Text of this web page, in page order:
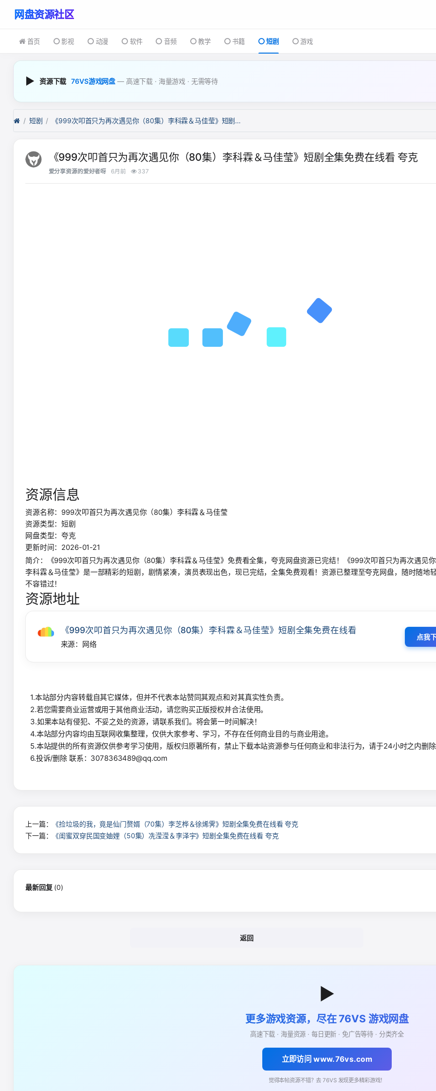
首页 影视 动漫 软件 音频 教学 书籍 短剧 游戏
▶ 资源下载 76VS游戏网盘 — 高速下载 · 海量游戏 · 无需等待
短剧 《999次叩首只为再次遇见你（80集）李科霖＆马佳莹》短剧全集免费在线看 夸克
《999次叩首只为再次遇见你（80集）李科霖＆马佳莹》短剧全集免费在线看 夸克
爱分享资源的爱好者呀 6月前 337
资源信息
资源名称：999次叩首只为再次遇见你（80集）李科霖＆马佳莹
资源类型：短剧
网盘类型：夸克
更新时间：2026-01-21
简介：《999次叩首只为再次遇见你（80集）李科霖＆马佳莹》免费看全集，夸克网盘资源已完结！《999次叩首只为再次遇见
李科霖＆马佳莹》是一部精彩的短剧，剧情紧凑，演员表现出色，现已完结，全集免费观看！资源已整理至夸克网盘，随时随地
不容错过！
资源地址
《999次叩首只为再次遇见你（80集）李科霖＆马佳莹》短剧全集免费在线看
来源：网络
点我
1.本站部分内容转载自其它媒体，但并不代表本站赞同其观点和对其真实性负责。
2.若您需要商业运营或用于其他商业活动，请您购买正版授权并合法使用。
3.如果本站有侵犯、不妥之处的资源，请联系我们。将会第一时间解决！
4.本站部分内容均由互联网收集整理，仅供大家参考、学习，不存在任何商业目的与商业用途。
5.本站提供的所有资源仅供参考学习使用，版权归原著所有，禁止下载本站资源参与任何商业和非法行为，请于24小时之内删
6.投诉/删除 联系：3078363489@qq.com
上一篇：
《捡垃圾的我，竟是仙门赘婿（70集）李芝桦＆徐烯霁》短剧全集免费在线看 夸克
下一篇：
《闺蜜双穿民国变妯娌（50集）冼滢滢＆李泽宇》短剧全集免费在线看 夸克
最新回复(0)
返回
▶
更多游戏资源，尽在 76VS 游戏网盘
高速下载 · 海量资源 · 每日更新 · 免广告等待 · 分类齐全
立即访问 www.76vs.com
觉得本帖资源不错？去 76VS 发现更多精彩游戏！